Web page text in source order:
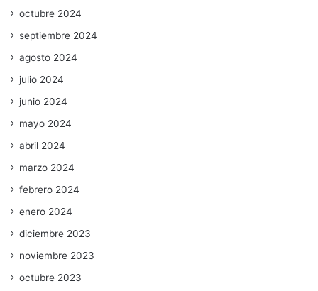
octubre 2024
septiembre 2024
agosto 2024
julio 2024
junio 2024
mayo 2024
abril 2024
marzo 2024
febrero 2024
enero 2024
diciembre 2023
noviembre 2023
octubre 2023